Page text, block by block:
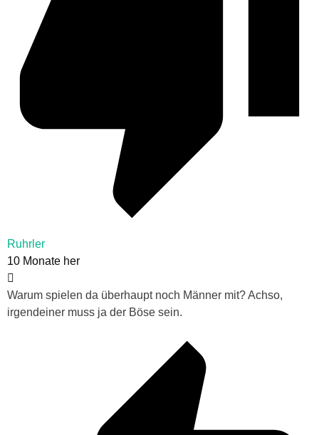
Ruhrler
10 Monate her
Warum spielen da überhaupt noch Männer mit? Achso,
irgendeiner muss ja der Böse sein.